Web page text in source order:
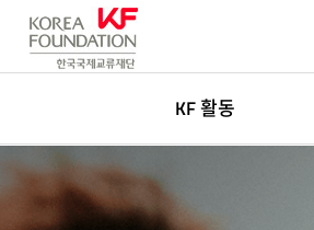
KF 활동
한국학
글로벌네트워킹